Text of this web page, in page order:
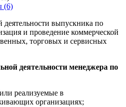
(6)
деятельности выпускника по
и проведение коммерческой
торговых и сервисных
деятельности менеджера по
реализуемые в
организациях;